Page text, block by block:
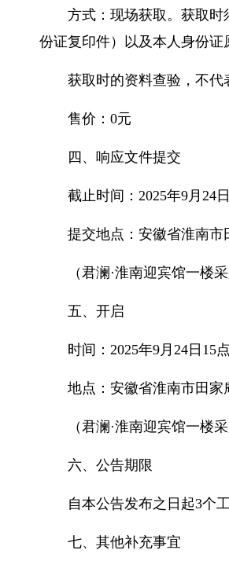
方式：现场获取。获取
份证复印件）以及本人身份证
获取时的资料查验，不
售价：0元
四、响应文件提交
截止时间：2025年9月24
提交地点：安徽省淮南市
（君澜·淮南迎宾馆一楼
五、开启
时间：2025年9月24日15
地点：安徽省淮南市田家
（君澜·淮南迎宾馆一楼
六、公告期限
自本公告发布之日起3个工
七、其他补充事宜